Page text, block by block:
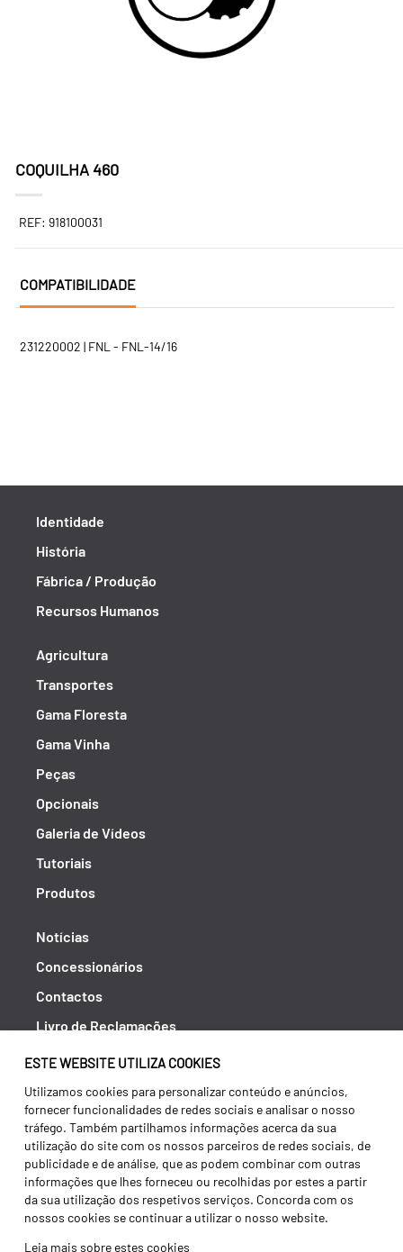
ESTE WEBSITE UTILIZA COOKIES
Utilizamos cookies para personalizar conteúdo e anúncios,
fornecer funcionalidades de redes sociais e analisar o nosso
tráfego. Também partilhamos informações acerca da sua
utilização do site com os nossos parceiros de redes sociais, de
publicidade e de análise, que as podem combinar com outras
informações que lhes forneceu ou recolhidas por estes a partir
da sua utilização dos respetivos serviços. Concorda com os
nossos cookies se continuar a utilizar o nosso website.
Leia mais sobre estes cookies
COQUILHA 460
REF: 918100031
COMPATIBILIDADE
231220002 | FNL - FNL-14/16
Identidade
História
Fábrica / Produção
Recursos Humanos
Agricultura
Transportes
Gama Floresta
Gama Vinha
Peças
Opcionais
Galeria de Vídeos
Tutoriais
Produtos
Notícias
Concessionários
Contactos
Livro de Reclamações
Política de Privacidade
Canal de Denúncias (RGPC)
Termos e condições